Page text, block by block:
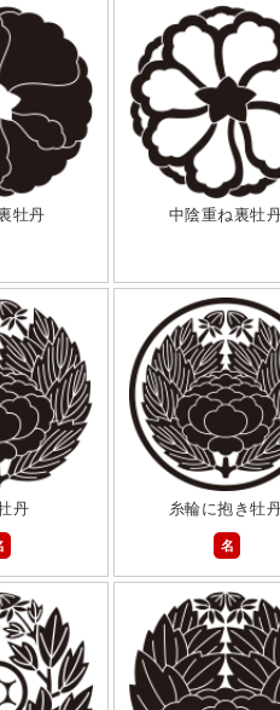
牡丹 中陰重ね裏牡
丹
糸輪に抱き牡
名